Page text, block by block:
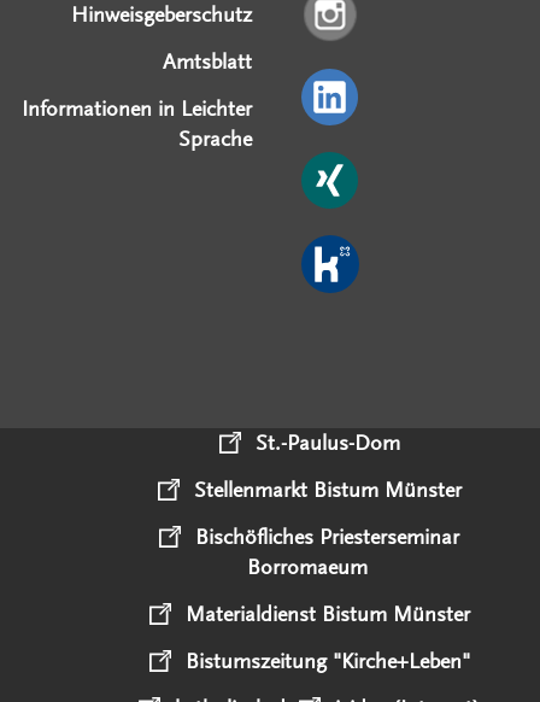
Hinweisgeberschutz
Amtsblatt
Informationen in Leichter
Sprache
St.-Paulus-Dom
Stellenmarkt Bistum Münster
Bischöfliches Priesterseminar
Borromaeum
Materialdienst Bistum Münster
Bistumszeitung "Kirche+Leben"